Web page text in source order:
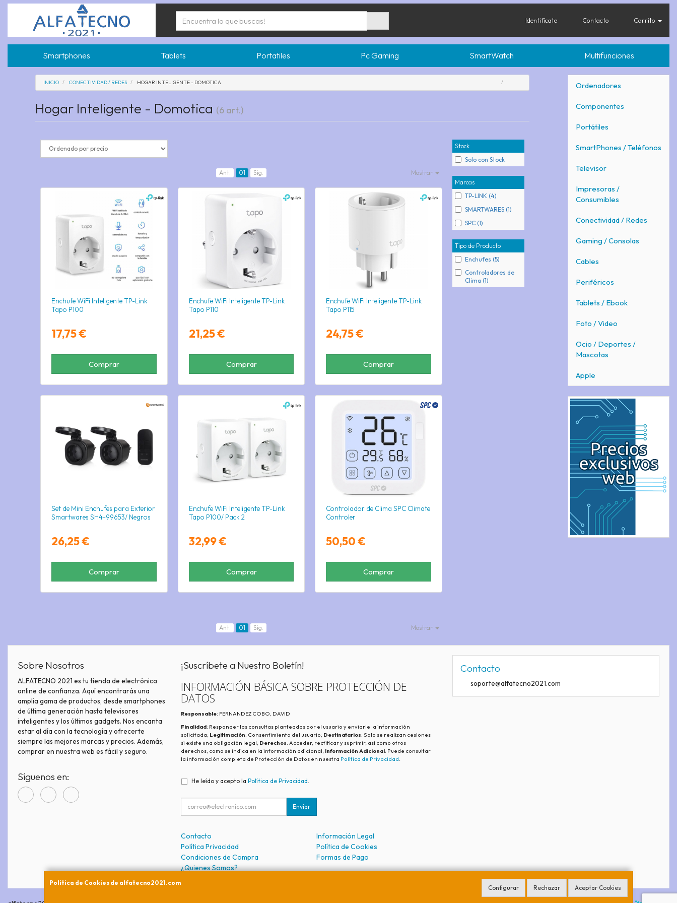
Identifícate Contacto Carrito
Smartphones Tablets Portatiles Pc Gaming SmartWatch Multifunciones
Ordenadores
Componentes
Portátiles
SmartPhones / Teléfonos
Televisor
Impresoras /
Consumibles
Conectividad / Redes
Gaming / Consolas
Cables
Periféricos
Tablets / Ebook
Foto / Video
Ocio / Deportes /
Mascotas
Apple
INICIO CONECTIVIDAD / REDES HOGAR INTELIGENTE - DOMOTICA
Hogar Inteligente - Domotica (6 art.)
Stock
Solo con Stock
Marcas
TP-LINK (4)
SMARTWARES (1)
SPC (1)
Tipo de Producto
Enchufes (5)
Controladores de
Clima (1)
Ant. 01 Sig. Mostrar
Enchufe WiFi Inteligente TP-Link
Tapo P100
17,75 €
Comprar
Enchufe WiFi Inteligente TP-Link
Tapo P110
21,25 €
Comprar
Enchufe WiFi Inteligente TP-Link
Tapo P115
24,75 €
Comprar
Set de Mini Enchufes para Exterior
Smartwares SH4-99653/ Negros
26,25 €
Comprar
Enchufe WiFi Inteligente TP-Link
Tapo P100/ Pack 2
32,99 €
Comprar
Controlador de Clima SPC Climate
Controler
50,50 €
Comprar
Ant. 01 Sig. Mostrar
Política de Cookies de alfatecno2021.com
Configurar Rechazar Aceptar Cookies
Sobre Nosotros
ALFATECNO 2021 es tu tienda de electrónica
online de confianza. Aquí encontrarás una
amplia gama de productos, desde smartphones
de última generación hasta televisores
inteligentes y los últimos gadgets. Nos encanta
estar al día con la tecnología y ofrecerte
siempre las mejores marcas y precios. Además,
comprar en nuestra web es fácil y seguro.
Síguenos en:
¡Suscríbete a Nuestro Boletín!
INFORMACIÓN BÁSICA SOBRE PROTECCIÓN DE
DATOS
Responsable: FERNANDEZ COBO, DAVID
Finalidad: Responder las consultas planteadas por el usuario y enviarle la información
solicitada; Legitimación: Consentimiento del usuario; Destinatarios: Solo se realizan cesiones
si existe una obligación legal; Derechos: Acceder, rectificar y suprimir, así como otros
derechos, como se indica en la información adicional; Información Adicional: Puede consultar
la información completa de Protección de Datos en nuestra Política de Privacidad.
He leído y acepto la Política de Privacidad
Enviar
Contacto
Información Legal
Política Privacidad
Política de Cookies
Condiciones de Compra
Formas de Pago
¿Quienes Somos?
Contacto
soporte@alfatecno2021.com